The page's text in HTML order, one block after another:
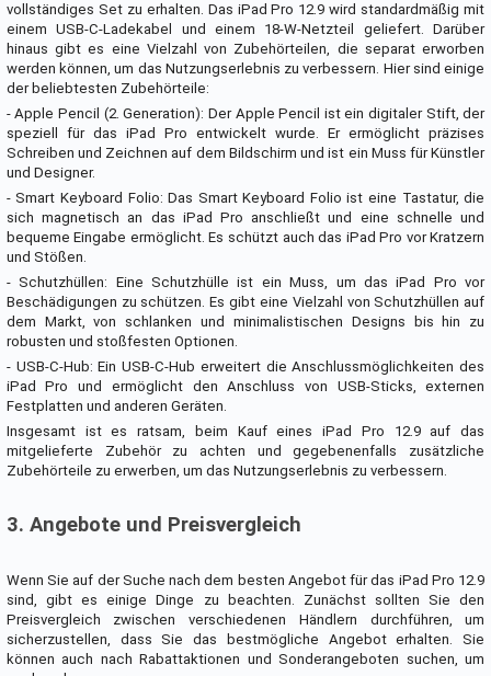
vollständiges Set zu erhalten. Das iPad Pro 12.9 wird standardmäßig mit
einem USB-C-Ladekabel und einem 18-W-Netzteil geliefert. Darüber
hinaus gibt es eine Vielzahl von Zubehörteilen, die separat erworben
werden können, um das Nutzungserlebnis zu verbessern. Hier sind einige
der beliebtesten Zubehörteile:
- Apple Pencil (2. Generation): Der Apple Pencil ist ein digitaler Stift, der
speziell für das iPad Pro entwickelt wurde. Er ermöglicht präzises
Schreiben und Zeichnen auf dem Bildschirm und ist ein Muss für Künstler
und Designer.
- Smart Keyboard Folio: Das Smart Keyboard Folio ist eine Tastatur, die
sich magnetisch an das iPad Pro anschließt und eine schnelle und
bequeme Eingabe ermöglicht. Es schützt auch das iPad Pro vor Kratzern
und Stößen.
- Schutzhüllen: Eine Schutzhülle ist ein Muss, um das iPad Pro vor
Beschädigungen zu schützen. Es gibt eine Vielzahl von Schutzhüllen auf
dem Markt, von schlanken und minimalistischen Designs bis hin zu
robusten und stoßfesten Optionen.
- USB-C-Hub: Ein USB-C-Hub erweitert die Anschlussmöglichkeiten des
iPad Pro und ermöglicht den Anschluss von USB-Sticks, externen
Festplatten und anderen Geräten.
Insgesamt ist es ratsam, beim Kauf eines iPad Pro 12.9 auf das
mitgelieferte Zubehör zu achten und gegebenenfalls zusätzliche
Zubehörteile zu erwerben, um das Nutzungserlebnis zu verbessern.
3. Angebote und Preisvergleich
Wenn Sie auf der Suche nach dem besten Angebot für das iPad Pro 12.9
sind, gibt es einige Dinge zu beachten. Zunächst sollten Sie den
Preisvergleich zwischen verschiedenen Händlern durchführen, um
sicherzustellen, dass Sie das bestmögliche Angebot erhalten. Sie
können auch nach Rabattaktionen und Sonderangeboten suchen, um